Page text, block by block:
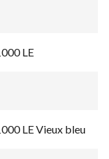
LE
LE Vieux bleu